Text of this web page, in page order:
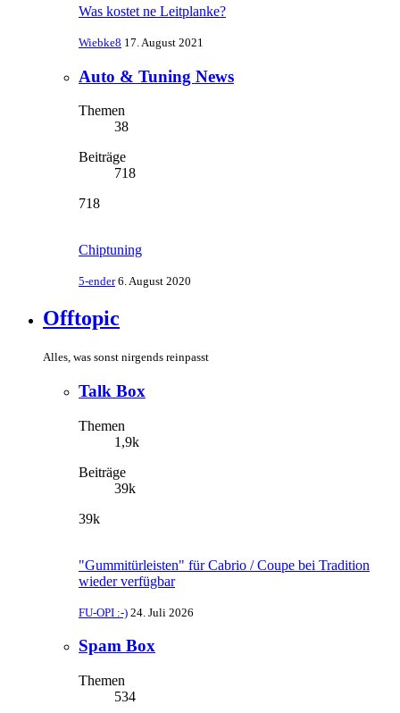
Was kostet ne Leitplanke?
Wiebke8 17. August 2021
Auto & Tuning News
Themen
38
Beiträge
718
718
Chiptuning
5-ender 6. August 2020
Offtopic
Alles, was sonst nirgends reinpasst
Talk Box
Themen
1,9k
Beiträge
39k
39k
"Gummitürleisten" für Cabrio / Coupe bei Tradition
wieder verfügbar
FU-OPI :-) 24. Juli 2026
Spam Box
Themen
534